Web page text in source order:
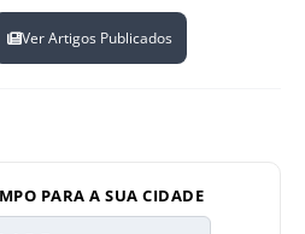
Ver Artigos Publicados
PARA A SUA CIDADE